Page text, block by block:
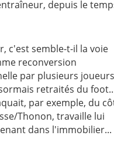
depuis le
c'est semble-t-il la voie
reconversion
par plusieurs joueurs
retraités du
par exemple, du
Thonon, travaille lui
dans l'immobilier...